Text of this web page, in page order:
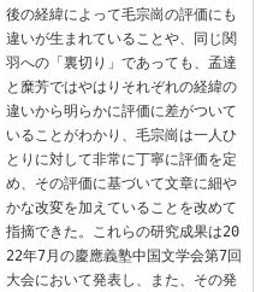
後の経緯によって毛宗崗の評価にも
違いが生まれていることや、同じ関
羽への「裏切り」であっても、孟達
と糜芳ではやはりそれぞれの経緯の
違いから明らかに評価に差がついて
いることがわかり、毛宗崗は一人ひ
とりに対して非常に丁寧に評価を定
め、その評価に基づいて文章に細や
かな改変を加えていることを改めて
指摘できた。これらの研究成果は20
22年7月の慶應義塾中国文学会第7回
大会において発表し、また、その発